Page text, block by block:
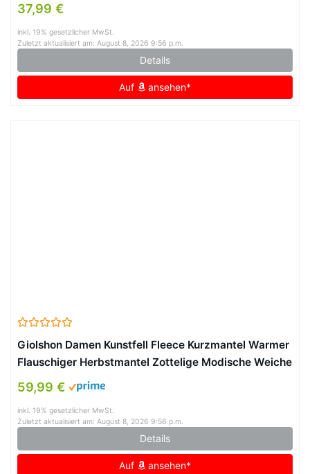
37,99 €
inkl. 19% gesetzlicher MwSt.
Zuletzt aktualisiert am: August 8, 2026 9:56 p.m.
Details
Auf ansehen*
Giolshon Damen Kunstfell Fleece Kurzmantel Warmer
Flauschiger Herbstmantel Zottelige Modische Weiche
Oberbekleidung 3671 Schwarz L
59,99 €
inkl. 19% gesetzlicher MwSt.
Zuletzt aktualisiert am: August 8, 2026 9:56 p.m.
Details
Auf ansehen*